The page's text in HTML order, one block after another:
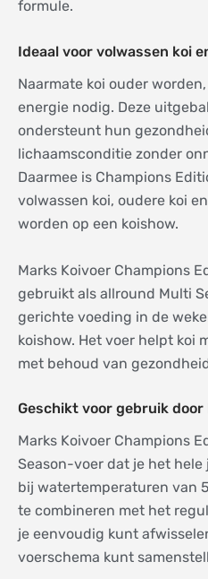
formule.
Ideaal voor volwassen koi
Naarmate koi ouder
energie nodig. Deze
ondersteunt hun
lichaamsconditie zonder
Daarmee is Champions
volwassen koi, oudere koi
worden op een koishow.
Marks Koivoer Champions
gebruikt als allround Multi
gerichte voeding in de
koishow. Het voer helpt koi
met behoud van
Geschikt voor gebruik door
Marks Koivoer Champions
Season-voer dat je het
bij watertemperaturen van
te combineren met het
je eenvoudig kunt
voerschema kunt